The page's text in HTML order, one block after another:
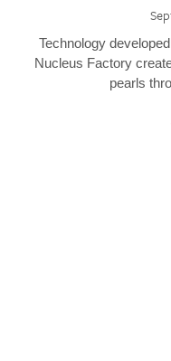
Technology
Nucleus Factory
pearls